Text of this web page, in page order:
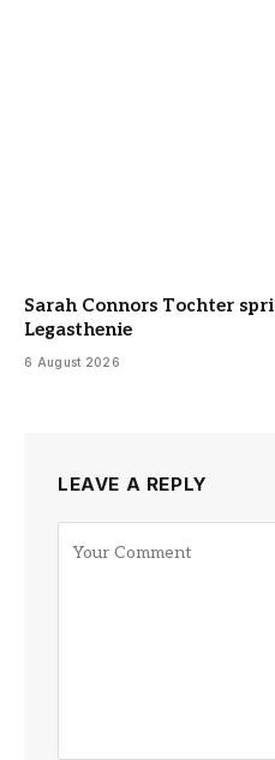
Sarah Connors Tochter
Legasthenie
6 August 2026
LEAVE A REPLY